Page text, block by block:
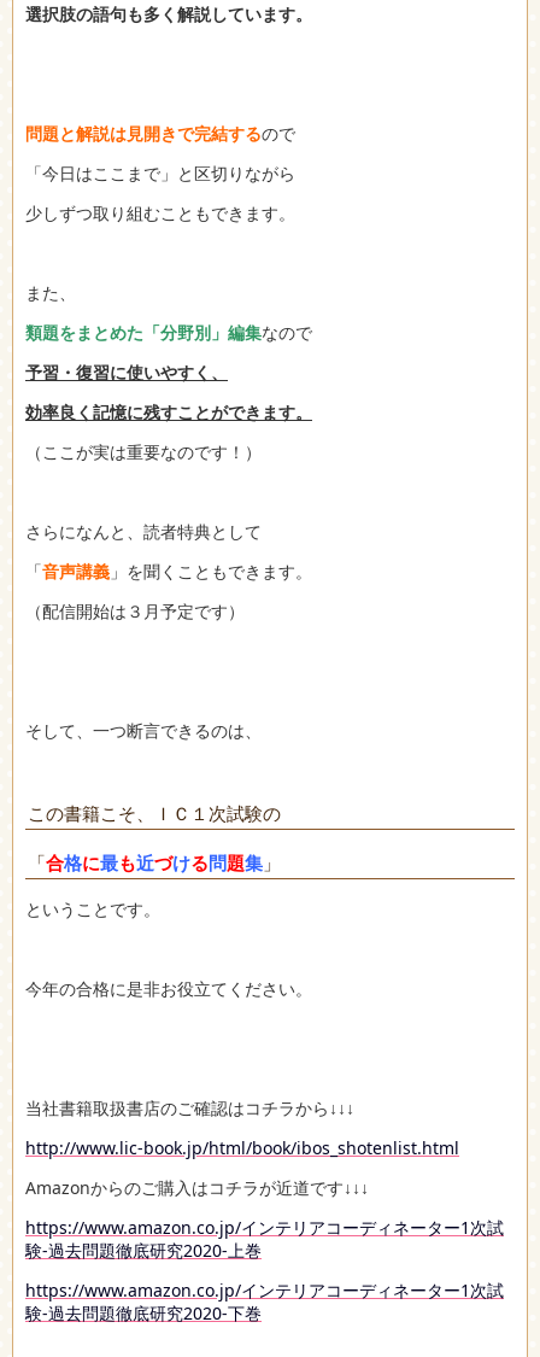
選択肢の語句も多く解説しています。
問題と解説は見開きで完結するので
「今日はここまで」と区切りながら
少しずつ取り組むこともできます。
また、
類題をまとめた「分野別」編集なので
予習・復習に使いやすく、
効率良く記憶に残すことができます。
（ここが実は重要なのです！）
さらになんと、読者特典として
「音声講義 」を聞くこともできます。
（配信開始は３月予定です）
そして、一つ断言できるのは、
この書籍こそ、ＩＣ１次試験の
「合格に最も近づける問題集 」
ということです。
今年の合格に是非お役立てください。
当社書籍取扱書店のご確認はコチラから↓↓↓
http://www.lic-book.jp/html/book/ibos_shotenlist.html
Amazonからのご購入はコチラが近道です↓↓↓
https://www.amazon.co.jp/インテリアコーディネーター1次試
験-過去問題徹底研究2020-上巻
https://www.amazon.co.jp/インテリアコーディネーター1次試
験-過去問題徹底研究2020-下巻